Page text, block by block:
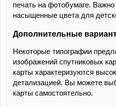
печать на фотобумаге.
насыщенные цвета для
Дополнительные
Некоторые типографии
изображений спутниковых
карты характеризуются
детализацией. Вы можете
карты самостоятельно.